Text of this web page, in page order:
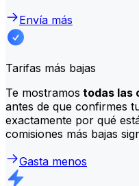
Envía más
Tarifas más bajas
Te mostramos todas las
antes de que confirmes
exactamente por qué
comisiones más bajas
Gasta menos